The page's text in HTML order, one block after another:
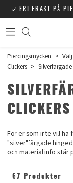
FRI FRAKT PÅ
Piercingsmycken >
Clickers >
CLICKERS
För er som inte vill ha
"silver"färgade
och material info står
67 Produkter